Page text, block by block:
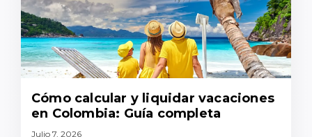
Cómo calcular y liquidar vacaciones
en Colombia: Guía completa
Julio 7, 2026